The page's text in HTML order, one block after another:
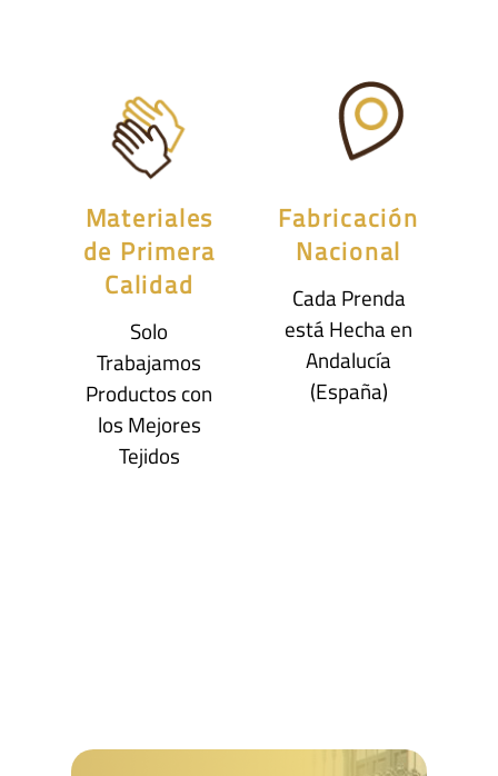
Materiales
de Primera
Calidad
Solo
Trabajamos
Productos con
los Mejores
Tejidos
Fabricación
Nacional
Cada Prenda
está Hecha en
Andalucía
(España)